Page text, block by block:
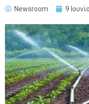
Newsroom 9